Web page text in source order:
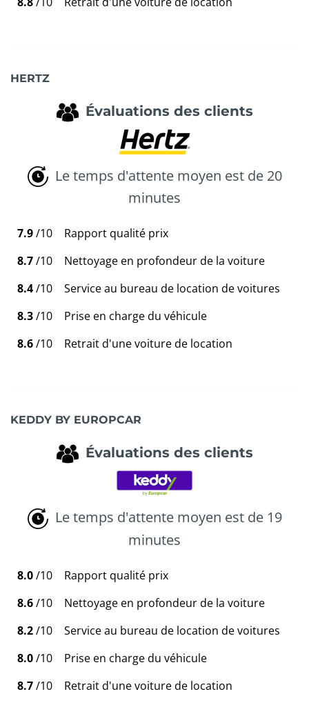
HERTZ
Évaluations des clients
Le temps d'attente moyen est de 20
minutes
7.9/10
Rapport qualité prix
8.7/10
Nettoyage en profondeur de la voiture
8.4/10
Service au bureau de location de voitures
8.3/10
Prise en charge du véhicule
8.6/10 Retrait d'une voiture de location
KEDDY BY EUROPCAR
Évaluations des clients
Le temps d'attente moyen est de 19
minutes
8.0/10
Rapport qualité prix
8.6/10
Nettoyage en profondeur de la voiture
8.2/10
Service au bureau de location de voitures
8.0/10
Prise en charge du véhicule
8.7/10 Retrait d'une voiture de location